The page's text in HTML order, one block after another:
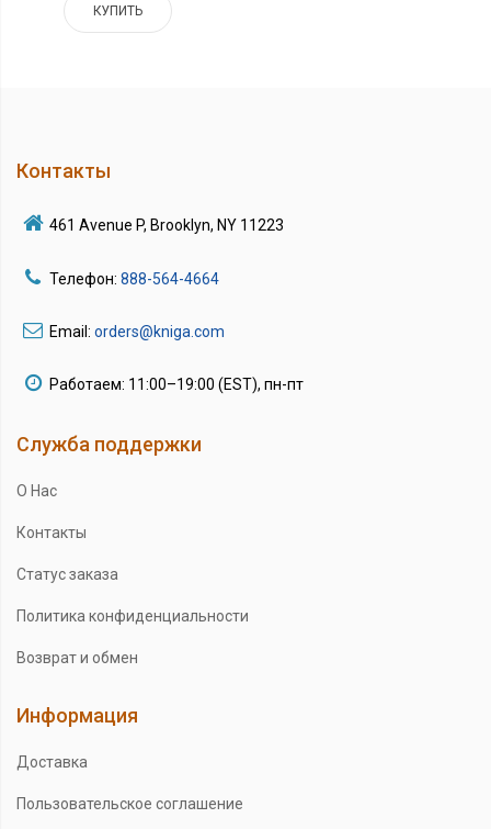
КУПИТЬ
Контакты
461 Avenue P, Brooklyn, NY 11223
Телефон: 888-564-4664
Email: orders@kniga.com
Работаем: 11:00–19:00 (EST), пн-пт
Служба поддержки
О Нас
Контакты
Статус заказа
Политика конфиденциальности
Возврат и обмен
Информация
Доставка
Пользовательское соглашение